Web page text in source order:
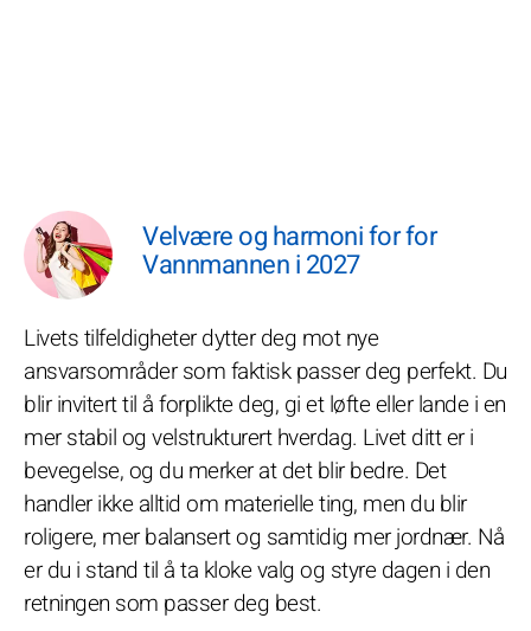
Velvære og harmoni for for
Vannmannen i 2027
Livets tilfeldigheter dytter deg mot nye
ansvarsområder som faktisk passer deg perfekt. Du
blir invitert til å forplikte deg, gi et løfte eller lande i en
mer stabil og velstrukturert hverdag. Livet ditt er i
bevegelse, og du merker at det blir bedre. Det
handler ikke alltid om materielle ting, men du blir
roligere, mer balansert og samtidig mer jordnær. Nå
er du i stand til å ta kloke valg og styre dagen i den
retningen som passer deg best.